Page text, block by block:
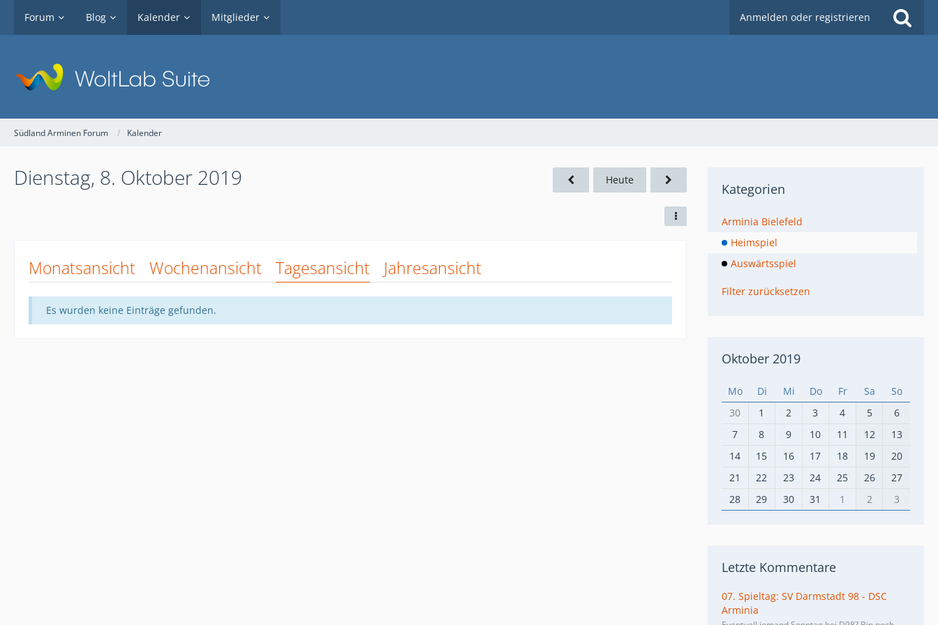
Forum Blog Kalender Mitglieder Anmelden oder registrieren
Südland Arminen Forum Kalender
Dienstag, 8. Oktober 2019 Heute
Monatsansicht Wochenansicht Tagesansicht Jahresansicht
Es wurden keine Einträge gefunden.
Kategorien
Arminia Bielefeld
Heimspiel
Auswärtsspiel
Filter zurücksetzen
Oktober 2019
Mo Di Mi Do Fr Sa
So
30
1 2 3 4 5
6
7
8 9 10 11 12
13
14
15 16 17 18 19
20
21
22 23 24 25 26
27
28
29 30 31 1 2 3
Letzte Kommentare
07. Spieltag: SV Darmstadt 98 - DSC
Arminia